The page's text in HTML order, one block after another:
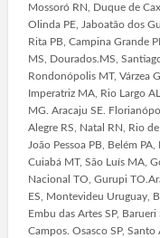
Mossoró RN, Duque de
Olinda PE, Jaboatão dos
Rita PB, Campina Grande
MS, Dourados.MS,
Rondonópolis MT, Várzea
Imperatriz MA, Rio Largo
MG. Aracaju SE.
Alegre RS, Natal RN, Rio
João Pessoa PB, Belém
Cuiabá MT, São Luís MA,
Nacional TO, Gurupi
ES, Montevideu Uruguay,
Embu das Artes SP, Barueri
Campos. Osasco SP,